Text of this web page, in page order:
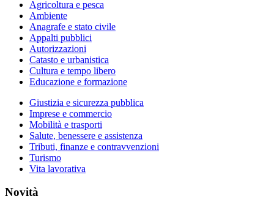
Agricoltura e pesca
Ambiente
Anagrafe e stato civile
Appalti pubblici
Autorizzazioni
Catasto e urbanistica
Cultura e tempo libero
Educazione e formazione
Giustizia e sicurezza pubblica
Imprese e commercio
Mobilità e trasporti
Salute, benessere e assistenza
Tributi, finanze e contravvenzioni
Turismo
Vita lavorativa
Novità